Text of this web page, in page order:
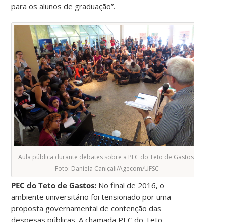
para os alunos de graduação”.
Aula pública durante debates sobre a PEC do Teto de Gastos.
Foto: Daniela Caniçali/Agecom/UFSC
PEC do Teto de Gastos: No final de 2016, o
ambiente universitário foi tensionado por uma
proposta governamental de contenção das
despesas públicas. A chamada PEC do Teto